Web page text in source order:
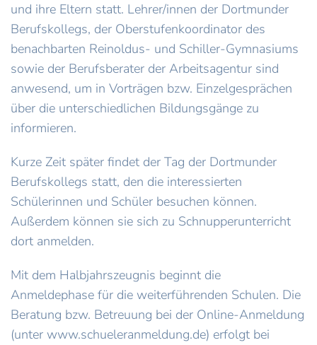
und ihre Eltern statt. Lehrer/innen der Dortmunder
Berufskollegs, der Oberstufenkoordinator des
benachbarten Reinoldus- und Schiller-Gymnasiums
sowie der Berufsberater der Arbeitsagentur sind
anwesend, um in Vorträgen bzw. Einzelgesprächen
über die unterschiedlichen Bildungsgänge zu
informieren.
Kurze Zeit später findet der Tag der Dortmunder
Berufskollegs statt, den die interessierten
Schülerinnen und Schüler besuchen können.
Außerdem können sie sich zu Schnupperunterricht
dort anmelden.
Mit dem Halbjahrszeugnis beginnt die
Anmeldephase für die weiterführenden Schulen. Die
Beratung bzw. Betreuung bei der Online-Anmeldung
(unter www.schueleranmeldung.de) erfolgt bei